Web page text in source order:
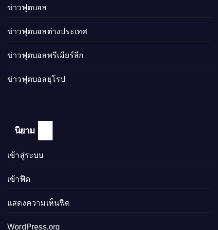
ข่าวฟุตบอล
ข่าวฟุตบอลต่างประเทศ
ข่าวฟุตบอลพรีเมียร์ลีก
ข่าวฟุตบอลยุโรป
นิยาม
เข้าสู่ระบบ
เข้าฟีด
แสดงความเห็นฟีด
WordPress.org